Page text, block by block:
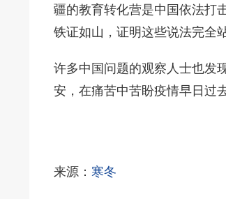
疆的教育转化营是中国依法打
铁证如山，证明这些说法完全
许多中国问题的观察人士也发
安，在痛苦中苦盼疫情早日过去
来源： 寒冬